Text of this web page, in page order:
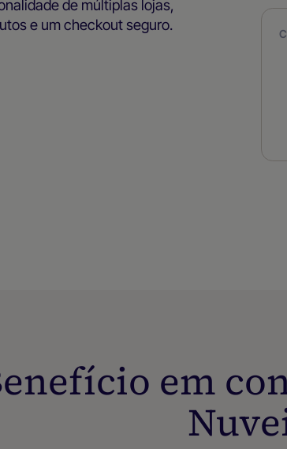
de múltiplas lojas,
e um checkout seguro.
em